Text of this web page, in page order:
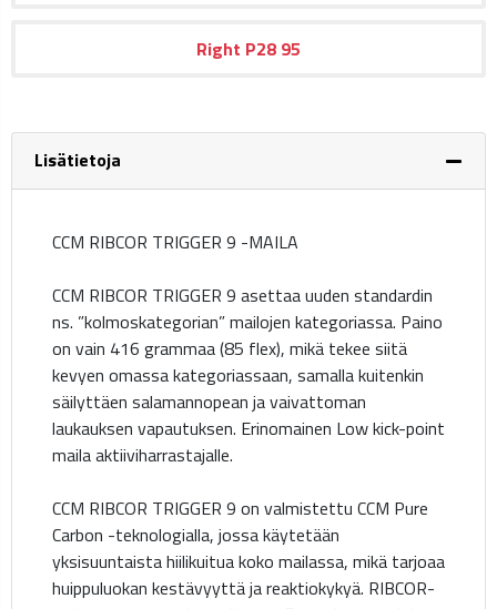
Right P28 95
Lisätietoja
CCM RIBCOR TRIGGER 9 -MAILA
CCM RIBCOR TRIGGER 9 asettaa uuden standardin
ns. ”kolmoskategorian” mailojen kategoriassa. Paino
on vain 416 grammaa (85 flex), mikä tekee siitä
kevyen omassa kategoriassaan, samalla kuitenkin
säilyttäen salamannopean ja vaivattoman
laukauksen vapautuksen. Erinomainen Low kick-point
maila aktiiviharrastajalle.
CCM RIBCOR TRIGGER 9 on valmistettu CCM Pure
Carbon -teknologialla, jossa käytetään
yksisuuntaista hiilikuitua koko mailassa, mikä tarjoaa
huippuluokan kestävyyttä ja reaktiokykyä. RIBCOR-